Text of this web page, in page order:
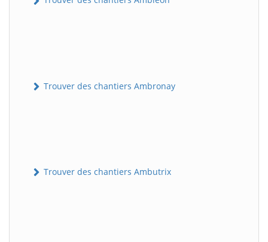
Trouver des chantiers Ambronay
Trouver des chantiers Ambutrix